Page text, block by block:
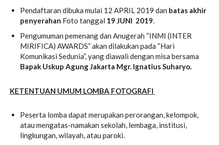
Pendaftaran dibuka mulai 12 APRIL 2019 dan batas akhir
penyerahan Foto tanggal 19 JUNI 2019.
Pengumuman pemenang dan Anugerah “INMI (INTER
MIRIFICA) AWARDS” akan dilakukan pada “Hari
Komunikasi Sedunia”, yang diawali dengan misa bersama
Bapak Uskup Agung Jakarta Mgr. Ignatius Suharyo.
KETENTUAN UMUM LOMBA FOTOGRAFI
Peserta lomba dapat merupakan perorangan, kelompok,
atau mengatas-namakan sekolah, lembaga, institusi,
lingkungan, wilayah, atau paroki.